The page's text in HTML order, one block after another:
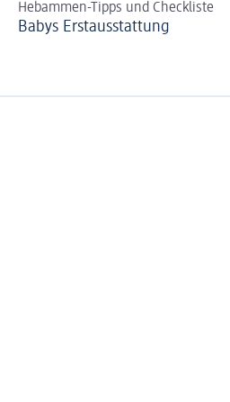
Hebammen-Tipps und Checkliste
Babys Erst­aus­stattung